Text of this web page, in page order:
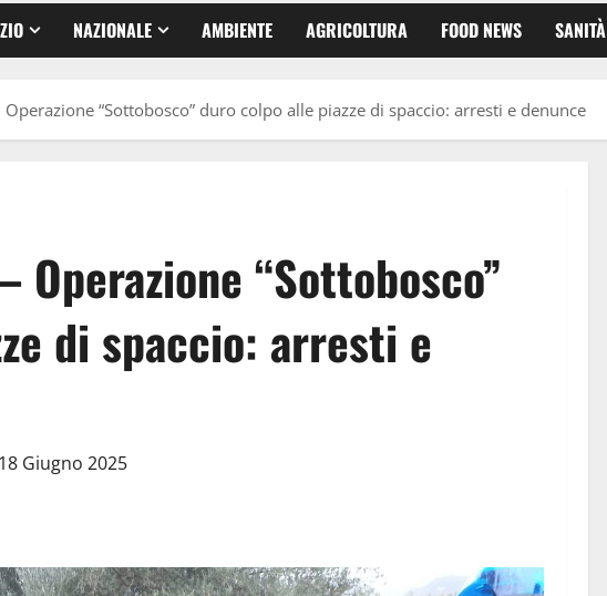
NAZIONALE AMBIENTE AGRICOLTURA FOOD NEWS SANITÀ
“Sottobosco” duro colpo alle piazze di spaccio: arresti e denunce
“Sottobosco”
di spaccio: arresti e
Giugno 2025